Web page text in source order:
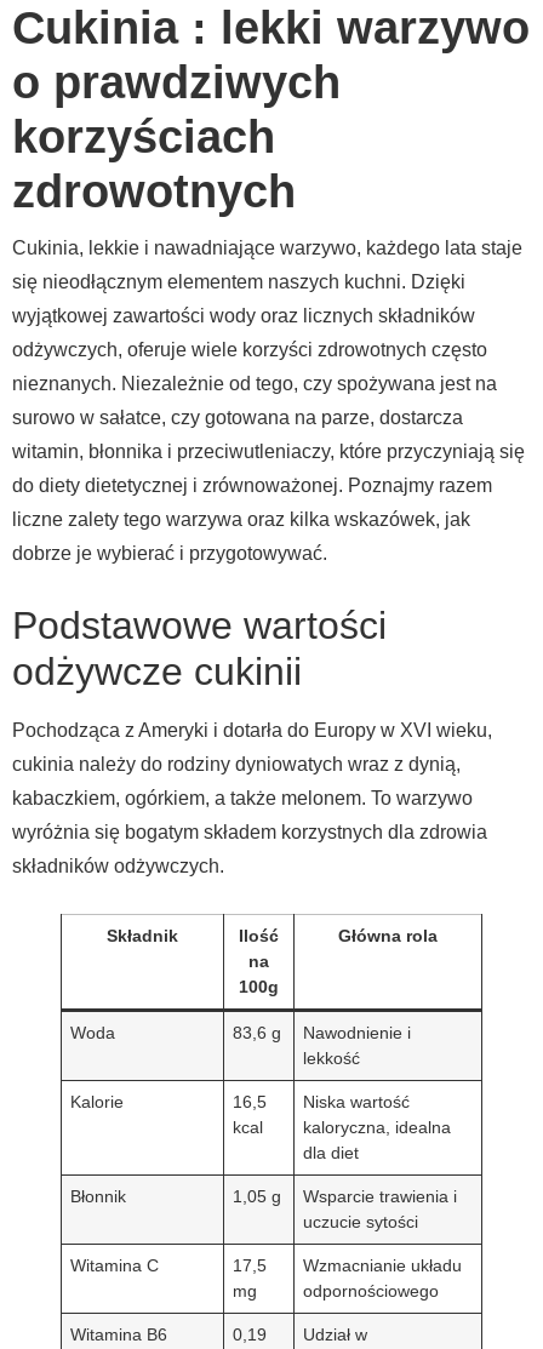
Cukinia : lekki warzywo
o prawdziwych
korzyściach
zdrowotnych
Cukinia, lekkie i nawadniające warzywo, każdego lata staje
się nieodłącznym elementem naszych kuchni. Dzięki
wyjątkowej zawartości wody oraz licznych składników
odżywczych, oferuje wiele korzyści zdrowotnych często
nieznanych. Niezależnie od tego, czy spożywana jest na
surowo w sałatce, czy gotowana na parze, dostarcza
witamin, błonnika i przeciwutleniaczy, które przyczyniają się
do diety dietetycznej i zrównoważonej. Poznajmy razem
liczne zalety tego warzywa oraz kilka wskazówek, jak
dobrze je wybierać i przygotowywać.
Podstawowe wartości
odżywcze cukinii
Pochodząca z Ameryki i dotarła do Europy w XVI wieku,
cukinia należy do rodziny dyniowatych wraz z dynią,
kabaczkiem, ogórkiem, a także melonem. To warzywo
wyróżnia się bogatym składem korzystnych dla zdrowia
składników odżywczych.
Składnik
Ilość
na
100g
Główna rola
Woda 83,6 g
Nawodnienie i
lekkość
Kalorie
16,5
kcal
Niska wartość
kaloryczna, idealna
dla diet
Błonnik 1,05 g
Wsparcie trawienia i
uczucie sytości
Witamina C
17,5
mg
Wzmacnianie układu
odpornościowego
Witamina B6
0,19
Udział w